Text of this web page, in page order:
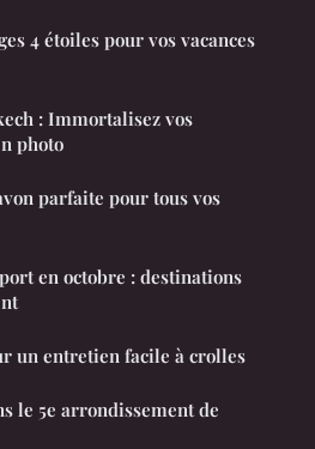
4 étoiles pour vos vacances
: Immortalisez vos
photo
parfaite pour tous vos
en octobre : destinations
un entretien facile à crolles
le 5e arrondissement de